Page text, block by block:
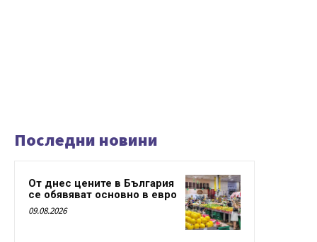
Последни новини
От днес цените в България
се обявяват основно в евро
09.08.2026